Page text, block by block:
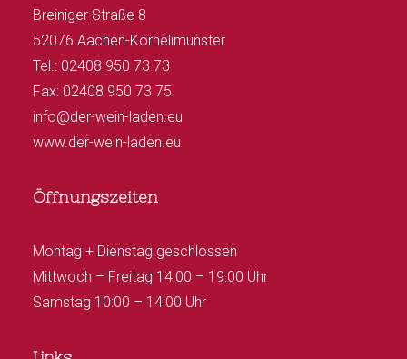
Breiniger Straße 8
52076 Aachen-Kornelimünster
Tel.: 02408 950 73 73
Fax: 02408 950 73 75
info@der-wein-laden.eu
www.der-wein-laden.eu
Öffnungszeiten
Montag + Dienstag geschlossen
Mittwoch – Freitag 14:00 – 19:00 Uhr
Samstag 10:00 – 14:00 Uhr